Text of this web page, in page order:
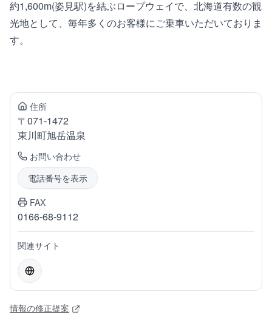
約1,600m(姿見駅)を結ぶロープウェイで、北海道有数の観
光地として、毎年多くのお客様にご乗車いただいておりま
す。
住所
〒071-1472
東川町旭岳温泉
お問い合わせ
電話番号を表示
FAX
0166-68-9112
関連サイト
情報の修正提案